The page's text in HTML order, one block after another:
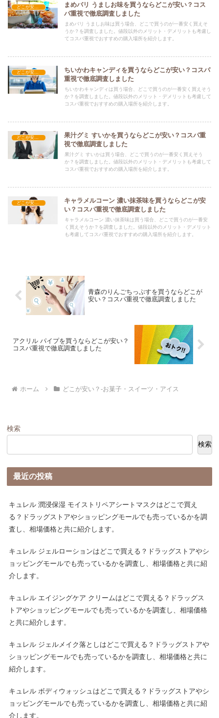
どこが安い？-お菓子・スイーツ・アイス
まめバリ うましお味を買うならどこが安い？コス
パ重視で徹底調査しました
まめバリ うましお味は買う場合、どこで買うのが一番安く買えそ
うか？を調査しました。値段以外のメリット・デメリットも考慮し
てコスパ重視でおすすめの購入場所を紹介します。
どこが安い？-お菓子・スイーツ・アイス
ちいかわキャンディを買うならどこが安い？コスパ
重視で徹底調査しました
ちいかわキャンディは買う場合、どこで買うのが一番安く買えそう
か？を調査しました。値段以外のメリット・デメリットも考慮して
コスパ重視でおすすめの購入場所を紹介します。
果汁グミ すいかを買うならどこが安い？コスパ重
視で徹底調査しました
果汁グミ すいかは買う場合、どこで買うのが一番安く買えそう
か？を調査しました。値段以外のメリット・デメリットも考慮して
コスパ重視でおすすめの購入場所を紹介します。
キャラメルコーン 濃い抹茶味を買うならどこが安
い？コスパ重視で徹底調査しました
キャラメルコーン 濃い抹茶味は買う場合、どこで買うのが一番安
く買えそうか？を調査しました。値段以外のメリット・デメリット
も考慮してコスパ重視でおすすめの購入場所を紹介します。
青森のりんごちっぷすを買うならどこが
安い？コスパ重視で徹底調査しました
アクリル パイプを買うならどこが安い？
コスパ重視で徹底調査しました
ホーム どこが安い？-お菓子・スイーツ・アイス
検索
検索
最近の投稿
キュレル 潤浸保湿 モイストリペアシートマスクはどこで買え
る？ドラッグストアやショッピングモールでも売っているかを調
査し、相場価格と共に紹介します。
キュレル ジェルローションはどこで買える？ドラッグストアやシ
ョッピングモールでも売っているかを調査し、相場価格と共に紹
介します。
キュレル エイジングケア クリームはどこで買える？ドラッグス
トアやショッピングモールでも売っているかを調査し、相場価格
と共に紹介します。
キュレル ジェルメイク落としはどこで買える？ドラッグストアや
ショッピングモールでも売っているかを調査し、相場価格と共に
紹介します。
キュレル ボディウォッシュはどこで買える？ドラッグストアやシ
ョッピングモールでも売っているかを調査し、相場価格と共に紹
介します。